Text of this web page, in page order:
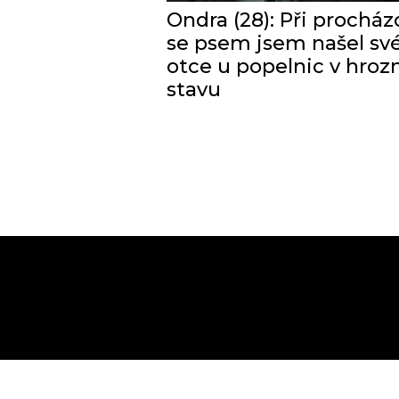
Ondra (28): Při
se psem jsem našel
otce u popelnic v
stavu